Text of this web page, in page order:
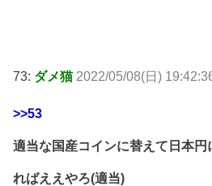
73: ダメ猫 2022/05/08(日)
>>53
適当な国産コインに替えて日本
ればええやろ(適当)